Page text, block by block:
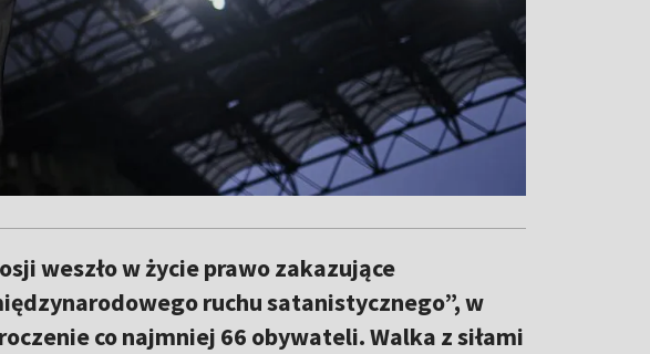
weszło w życie prawo zakazujące
ruchu satanistycznego”, w
co najmniej 66 obywateli. Walka z siłami